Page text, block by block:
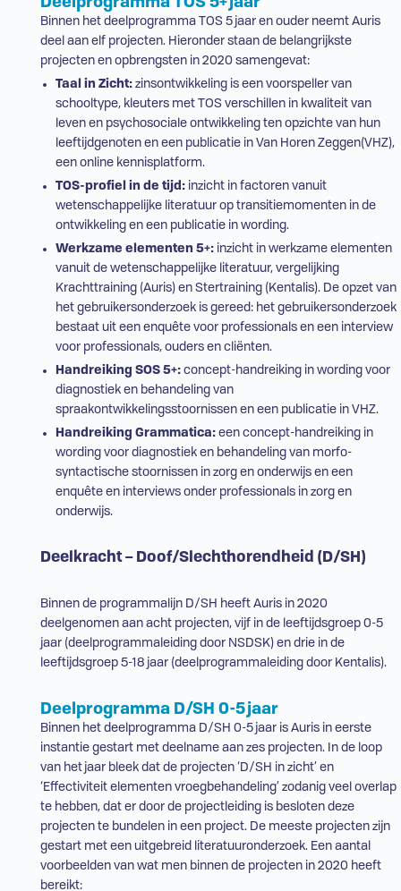
Binnen het deelprogramma TOS5 jaar en ouder neemt Auris
deel aan elf projecten. Hieronder staan de belangrijkste
projecten en opbrengsten in 2020 samengevat:
Taal in Zicht:zinsontwikkeling is een voorspeller van
schooltype, kleuters met TOSverschillen in kwaliteit van
leven en psychosociale ontwikkeling ten opzichte van hun
leeftijdgenoten en een publicatiein Van Horen Zeggen(VHZ),
een online kennisplatform.
TOS-profiel in de tijd:inzicht in factoren vanuit
wetenschappelijke literatuur op transitiemomenten in de
ontwikkeling en een publicatie in wording.
Werkzame elementen 5+:inzicht in werkzame elementen
vanuit de wetenschappelijke literatuur, vergelijking
Krachttraining (Auris) en Stertraining (Kentalis). De opzet van
het gebruikersonderzoek is gereed: het gebruikersonderzoek
bestaat uit een enquête voor professionals en een interview
voor professionals, ouders en cliënten.
Handreiking SOS5+:concept-handreiking in wording voor
diagnostiek en behandeling van
spraakontwikkelingsstoornissen en een publicatiein VHZ.
Handreiking Grammatica:een concept-handreiking in
wording voor diagnostiek en behandeling van morfo-
syntactische stoornissen in zorg en onderwijs en een
enquête en interviews onder professionals in zorg en
onderwijs.
Deelkracht – Doof/Slechthorendheid ( D/SH )
Binnen de programmalijn D/SH heeft Auris in 2020
deelgenomen aan acht projecten, vijf in de leeftijdsgroep 0-5
jaar (deelprogrammaleiding door NSDSK) en drie in de
leeftijdsgroep 5-18 jaar (deelprogrammaleiding door Kentalis).
Deelprogramma D/SH 0-5 jaar
Binnen het deelprogramma D/SH 0-5 jaar is Auris in eerste
instantie gestart met deelname aan zes projecten. In de loop
van het jaar bleek dat de projecten ‘ D/SH in zicht’ en
‘Effectiviteit elementen vroegbehandeling’ zodanig veel overlap
te hebben, dat er door de projectleiding is besloten deze
projecten te bundelen in een project. De meeste projecten zijn
gestart met een uitgebreid literatuuronderzoek. Een aantal
voorbeelden van wat men binnen de projecten in 2020 heeft
bereikt: